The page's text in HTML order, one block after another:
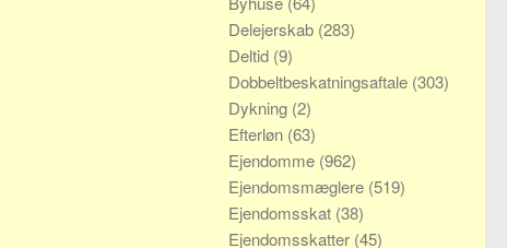
Delejerskab (283)
Deltid (9)
Dobbeltbeskatningsaftale (303)
Dykning (2)
Efterløn (63)
Ejendomme (962)
Ejendomsmæglere (519)
Ejendomsskat (38)
Ejendomsskatter (45)